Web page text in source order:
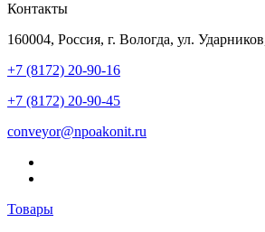
Контакты
160004, Россия, г. Вологда, ул.
+7 (8172) 20-90-16
+7 (8172) 20-90-45
conveyor@npoakonit.ru
Товары